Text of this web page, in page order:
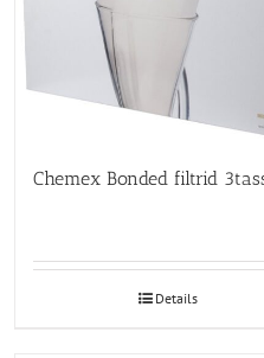
Chemex Bonded filtrid
Details